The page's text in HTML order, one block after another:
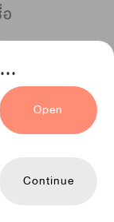
Open
Continue
เซียน